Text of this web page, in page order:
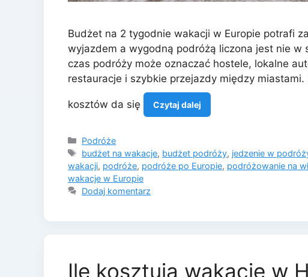
Budżet na 2 tygodnie wakacji w Europie potrafi
wyjazdem a wygodną podróżą liczona jest nie w
czas podróży może oznaczać hostele, lokalne
restauracje i szybkie przejazdy między
kosztów da się Czytaj dalej
Kategorie
Podróże
Tagi
budżet na wakacje, budżet podróży, jedzenie w
wakacji, podróże, podróże po Europie, podróżowanie na
wakacje w Europie
Dodaj komentarz
Ile kosztują wakacje w